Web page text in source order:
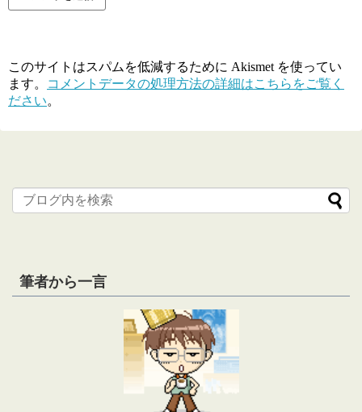
このサイトはスパムを低減するために Akismet を使ってい
ます。
コメントデータの処理方法の詳細はこちらをご覧く
ださい。
筆者から一言